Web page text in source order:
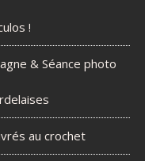
!
& Séance photo
au crochet